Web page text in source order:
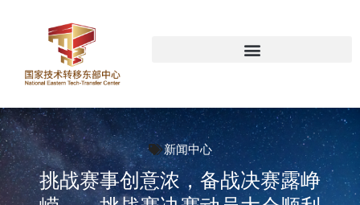
新闻中心
挑战赛事创意浓，备战决赛露峥